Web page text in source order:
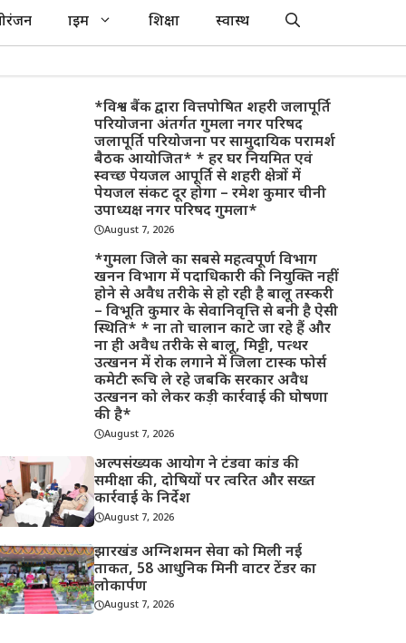
क्राइम शिक्षा स्वास्थ
*विश्व बैंक द्वारा वित्तपोषित शहरी जलापूर्ति
परियोजना अंतर्गत गुमला नगर परिषद
जलापूर्ति परियोजना पर सामुदायिक परामर्श
बैठक आयोजित* * हर घर नियमित एवं
स्वच्छ पेयजल आपूर्ति से शहरी क्षेत्रों में
पेयजल संकट दूर होगा – रमेश कुमार चीनी
उपाध्यक्ष नगर परिषद गुमला*
August 7, 2026
*गुमला जिले का सबसे महत्वपूर्ण विभाग
खनन विभाग में पदाधिकारी की नियुक्ति नहीं
होने से अवैध तरीके से हो रही है बालू तस्करी
– विभूति कुमार के सेवानिवृत्ति से बनी है ऐसी
स्थिति* * ना तो चालान काटे जा रहे हैं और
ना ही अवैध तरीके से बालू, मिट्टी, पत्थर
उत्खनन में रोक लगाने में जिला टास्क फोर्स
कमेटी रूचि ले रहे जबकि सरकार अवैध
उत्खनन को लेकर कड़ी कार्रवाई की घोषणा
की है*
August 7, 2026
अल्पसंख्यक आयोग ने टंडवा कांड की
समीक्षा की, दोषियों पर त्वरित और सख्त
कार्रवाई के निर्देश
August 7, 2026
झारखंड अग्निशमन सेवा को मिली नई
ताकत, 58 आधुनिक मिनी वाटर टेंडर का
लोकार्पण
August 7, 2026